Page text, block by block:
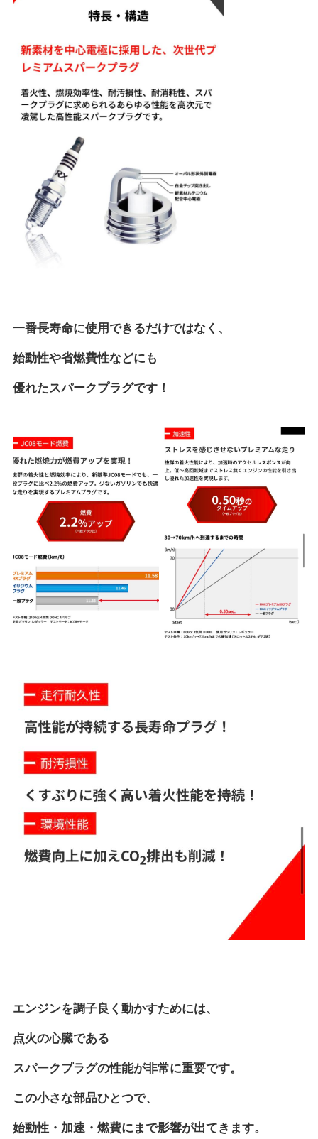
一番長寿命に使用できるだけではなく、
始動性や省燃費性などにも
優れたスパークプラグです！
エンジンを調子良く動かすためには、
点火の心臓である
スパークプラグの性能が非常に重要です。
この小さな部品ひとつで、
始動性・加速・燃費にまで影響が出てきます。